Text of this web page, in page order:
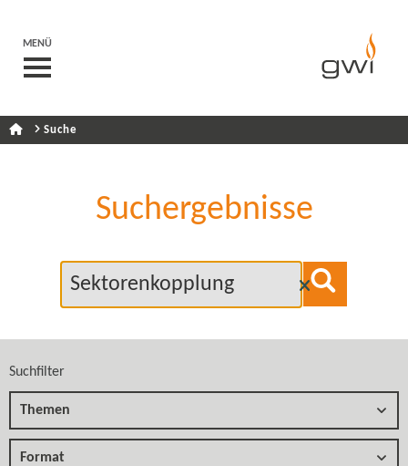
MENÜ
Suche
Suchergebnisse
Suchfilter
Themen
Format